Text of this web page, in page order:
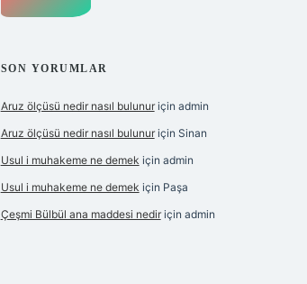
SON YORUMLAR
Aruz ölçüsü nedir nasıl bulunuriçin admin
Aruz ölçüsü nedir nasıl bulunuriçin Sinan
Usul i muhakeme ne demek için admin
Usul i muhakeme ne demek için Paşa
Çeşmi Bülbül ana maddesi nediriçin admin